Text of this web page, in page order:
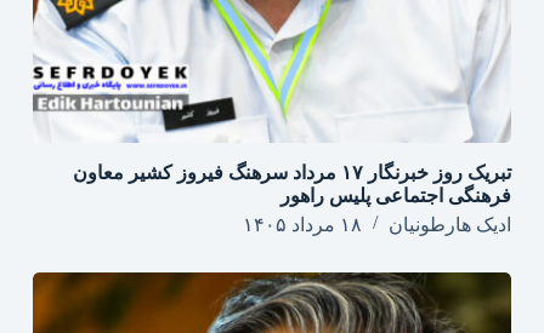
تبریک روز خبرنگار ۱۷ مرداد سرهنگ فیروز کشیر معاون
فرهنگی اجتماعی پلیس راهور
ادیک هارطونیان
۱۸ مرداد ۱۴۰۵